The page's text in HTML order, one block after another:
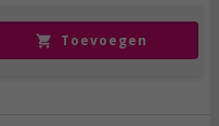
Toevoegen